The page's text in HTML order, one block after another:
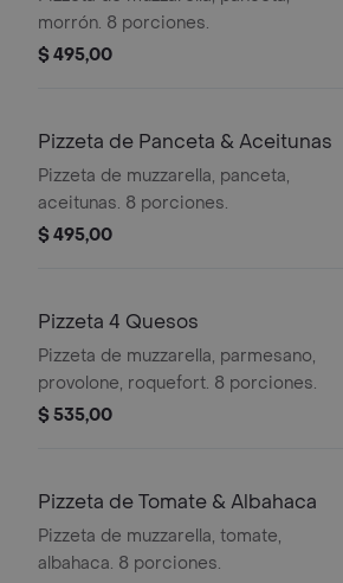
morrón. 8 porciones.
$ 495,00
Pizzeta de Panceta & Aceitunas
Pizzeta de muzzarella, panceta,
aceitunas. 8 porciones.
$ 495,00
Pizzeta 4 Quesos
Pizzeta de muzzarella, parmesano,
provolone, roquefort. 8 porciones.
$ 535,00
Pizzeta de Tomate & Albahaca
Pizzeta de muzzarella, tomate,
albahaca. 8 porciones.